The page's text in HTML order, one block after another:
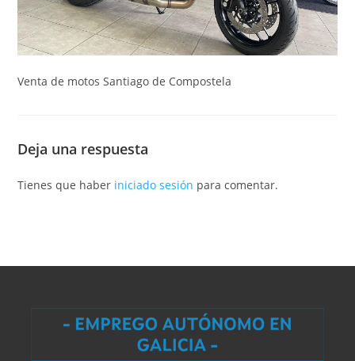
Venta de motos Santiago de Compostela
Deja una respuesta
Tienes que haber iniciado sesión para comentar.